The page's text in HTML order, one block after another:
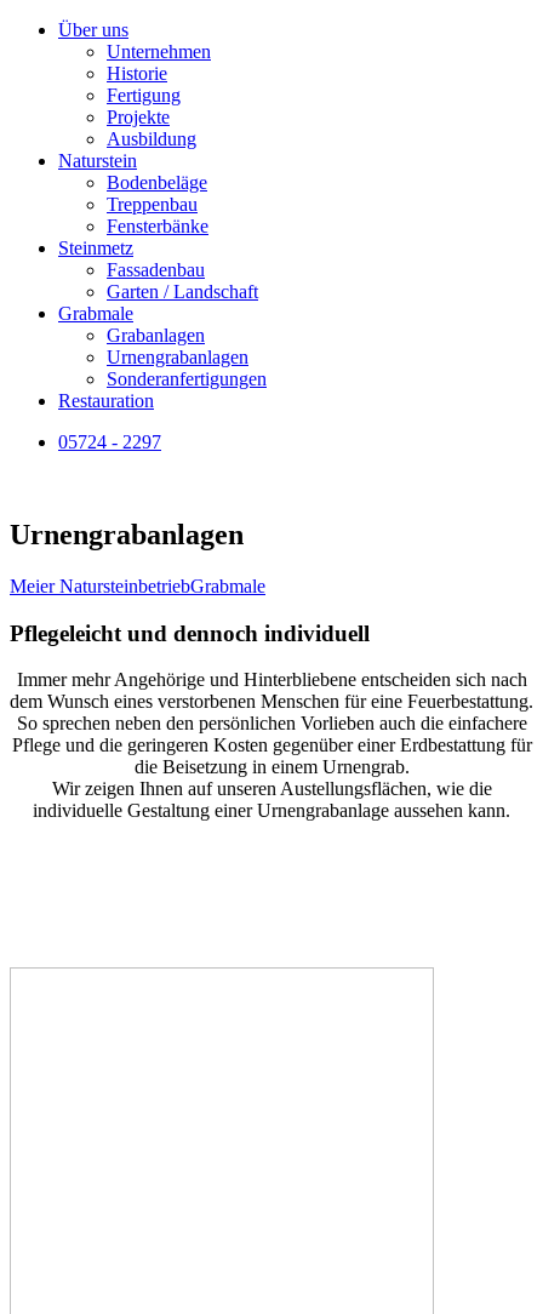
Über uns
Unternehmen
Historie
Fertigung
Projekte
Ausbildung
Naturstein
Bodenbeläge
Treppenbau
Fensterbänke
Steinmetz
Fassadenbau
Garten / Landschaft
Grabmale
Grabanlagen
Urnengrabanlagen
Sonderanfertigungen
Restauration
05724 - 2297
Urnengrabanlagen
Meier NatursteinbetriebGrabmale
Pflegeleicht und dennoch individuell
Immer mehr Angehörige und Hinterbliebene entscheiden sich nach
dem Wunsch eines verstorbenen Menschen für eine Feuerbestattung.
So sprechen neben den persönlichen Vorlieben auch die einfachere
Pflege und die geringeren Kosten gegenüber einer Erdbestattung für
die Beisetzung in einem Urnengrab.
Wir zeigen Ihnen auf unseren Austellungsflächen, wie die
individuelle Gestaltung einer Urnengrabanlage aussehen kann.